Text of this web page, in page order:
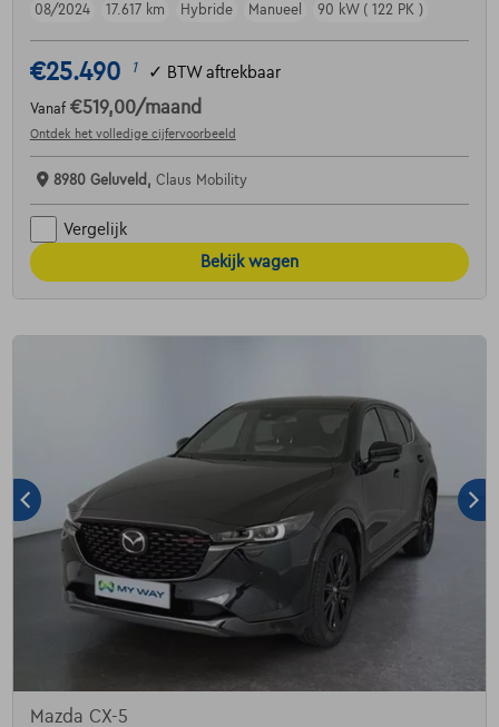
08/2024 17.617 km Hybride Manueel 90 kW ( 122 PK )
€25.490 1 ✓ BTW aftrekbaar
Vanaf €519,00/maand
Ontdek het volledige cijfervoorbeeld
8980 Geluveld, Claus Mobility
Vergelijk
Bekijk wagen
Mazda CX-5